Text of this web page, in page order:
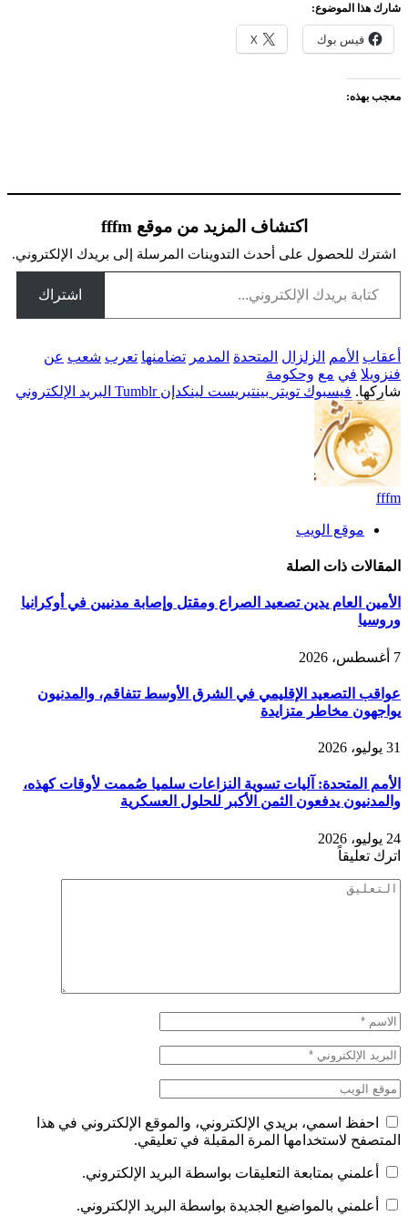
شارك هذا الموضوع:
فيس بوك X
معجب بهذه:
اكتشاف المزيد من موقع fffm
اشترك للحصول على أحدث التدوينات المرسلة إلى بريدك الإلكتروني.
كتابة بريدك الإلكتروني...
اشتراك
أعقاب الأمم الزلزال المتحدة المدمر تضامنها تعرب شعب عن
فنزويلا في مع وحكومة
شاركها. فيسبوك تويتر بينتيريست لينكدإن Tumblr البريد الإلكتروني
fffm
موقع الويب
المقالاتذات الصلة
الأمين العام يدين تصعيد الصراع ومقتل وإصابة مدنيين في أوكرانيا
وروسيا
عواقب التصعيد الإقليمي في الشرق الأوسط تتفاقم، والمدنيون
يواجهون مخاطر متزايدة
31 يوليو، 2026
الأمم المتحدة: آليات تسوية النزاعات سلميا صُممت لأوقات كهذه،
والمدنيون يدفعون الثمن الأكبر للحلول العسكرية
24 يوليو، 2026
اترك تعليقاً
احفظ اسمي، بريدي الإلكتروني، والموقع الإلكتروني في هذا
المتصفح لاستخدامها المرة المقبلة في تعليقي.
أعلمني بمتابعة التعليقات بواسطة البريد الإلكتروني.
أعلمني بالمواضيع الجديدة بواسطة البريد الإلكتروني.